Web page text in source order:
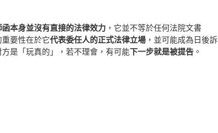
本身並沒有直接的法律效力 ，它並不等於任何法院文書
要性在於它代表委任人的正式法律立場 ，並可能成為日後訴
是「玩真的」，若不理會，有可能下一步就是被提告 。